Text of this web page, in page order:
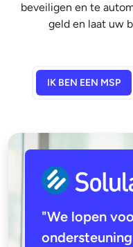
beveiligen en te
geld en laat uw
IK BEN EEN MSP
"We lopen